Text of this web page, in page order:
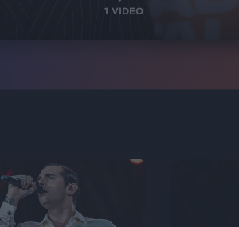
1 VIDEO